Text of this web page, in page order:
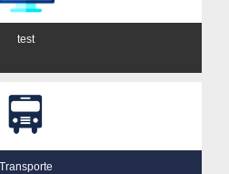
test
Transporte